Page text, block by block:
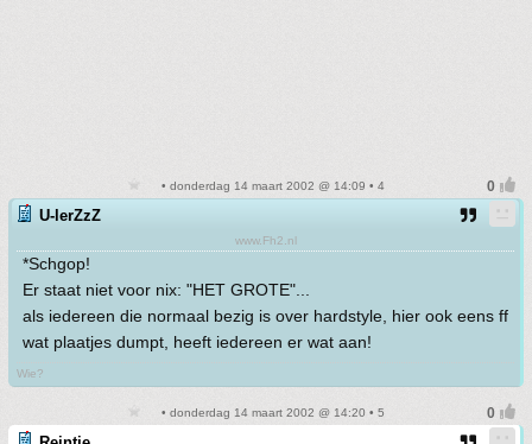
• donderdag 14 maart 2002 @ 14:09 • 4
U-lerZzZ
www.Fh2.nl
*Schgop!
Er staat niet voor nix: "HET GROTE"...
als iedereen die normaal bezig is over hardstyle, hier ook eens ff
wat plaatjes dumpt, heeft iedereen er wat aan!
Wie?
• donderdag 14 maart 2002 @ 14:20 • 5